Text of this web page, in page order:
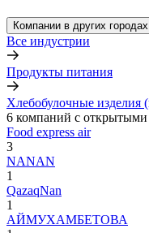
Компании в других городах
Все индустрии
Продукты питания
Хлебобулочные изделия
6 компаний с открытыми
Food express air
3
NANAN
1
QazaqNan
1
АЙМУХАМБЕТОВА